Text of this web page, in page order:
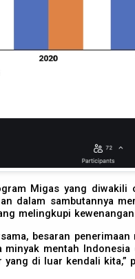
Migas yang diwakili
dalam sambutannya
melingkupi
besaran
minyak mentah
di luar kendali kita,”